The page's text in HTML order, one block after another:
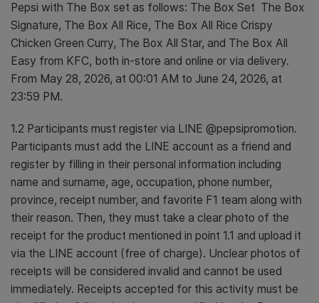
Pepsi with The Box set as follows: The Box Set The Box
Signature, The Box All Rice, The Box All Rice Crispy
Chicken Green Curry, The Box All Star, and The Box All
Easy from KFC, both in-store and online or via delivery.
From May 28, 2026, at 00:01 AM to June 24, 2026, at
23:59 PM.
1.2 Participants must register via LINE @pepsipromotion.
Participants must add the LINE account as a friend and
register by filling in their personal information including
name and surname, age, occupation, phone number,
province, receipt number, and favorite F1 team along with
their reason. Then, they must take a clear photo of the
receipt for the product mentioned in point 1.1 and upload it
via the LINE account (free of charge). Unclear photos of
receipts will be considered invalid and cannot be used
immediately. Receipts accepted for this activity must be